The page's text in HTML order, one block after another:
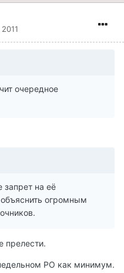
очередное
запрет на её
огромным
прелести.
РО как минимум.